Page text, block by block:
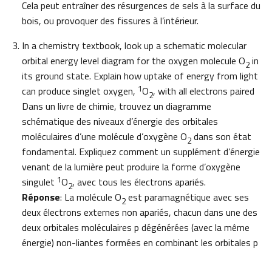
Cela peut entraîner des résurgences de sels à la surface du
bois, ou provoquer des fissures à l’intérieur.
In a chemistry textbook, look up a schematic molecular
orbital energy level diagram for the oxygen molecule O2 in
its ground state. Explain how uptake of energy from light
can produce singlet oxygen, 1O2, with all electrons paired
Dans un livre de chimie, trouvez un diagramme
schématique des niveaux d’énergie des orbitales
moléculaires d’une molécule d’oxygène O2 dans son état
fondamental. Expliquez comment un supplément d’énergie
venant de la lumière peut produire la forme d’oxygène
singulet 1O2, avec tous les électrons apariés.
Réponse: La molécule O2 est paramagnétique avec ses
deux électrons externes non apariés, chacun dans une des
deux orbitales moléculaires p dégénérées (avec la même
énergie) non-liantes formées en combinant les orbitales p